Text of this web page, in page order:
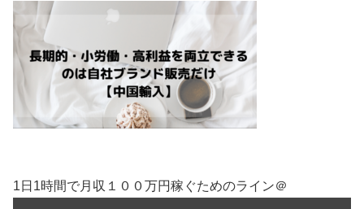
1日1時間で月収１００万円稼ぐためのライン＠